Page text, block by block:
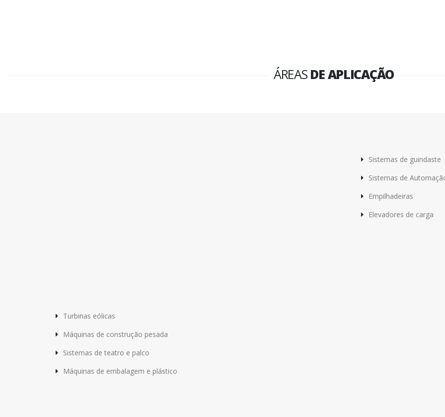
ÁREAS DE APLICAÇÃO
Sistemas de guindaste
Sistemas de
Empilhadeiras
Elevadores de carga
Turbinas eólicas
Máquinas de construção pesada
Sistemas de teatro e palco
Máquinas de embalagem e plástico